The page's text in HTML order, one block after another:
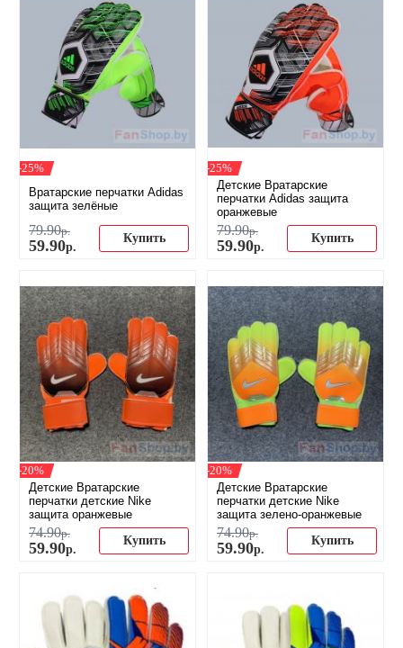
-25%
Вратарские перчатки Adidas
защита зелёные
79.90р.
59.90р.
Купить
-25%
Детские Вратарские
перчатки Adidas защита
оранжевые
79.90р.
59.90р.
Купить
-20%
Детские Вратарские
перчатки детские Nike
защита оранжевые
74.90р.
59.90р.
Купить
-20%
Детские Вратарские
перчатки детские Nike
защита зелено-оранжевые
74.90р.
59.90р.
Купить